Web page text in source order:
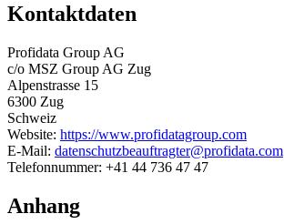
Kontaktdaten
Profidata Group AG
c/o MSZ Group AG Zug
Alpenstrasse 15
6300 Zug
Schweiz
Website: https://www.profidatagroup.com
E-Mail: datenschutzbeauftragter@profidata.com
Telefonnummer: +41 44 736 47 47
Anhang